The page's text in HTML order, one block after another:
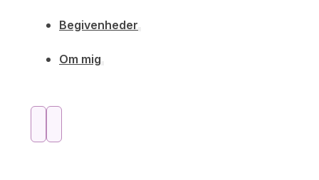
Begivenheder
Om mig